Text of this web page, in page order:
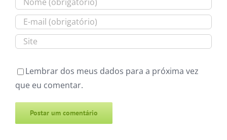
Lembrar dos meus dados para a próxima vez
que eu comentar.